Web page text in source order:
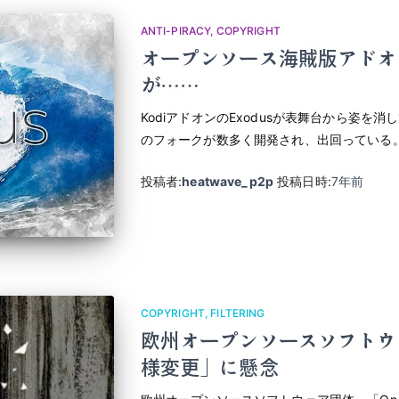
ANTI-PIRACY COPYRIGHT
オープンソース海賊版アド
が……
KodiアドオンのExodusが表舞台から姿を消
のフォークが数多く開発され、出回っている
投稿者:heatwave_p2p 投稿日時:7年前
COPYRIGHT FILTERING
欧州オープンソースソフト
様変更」に懸念